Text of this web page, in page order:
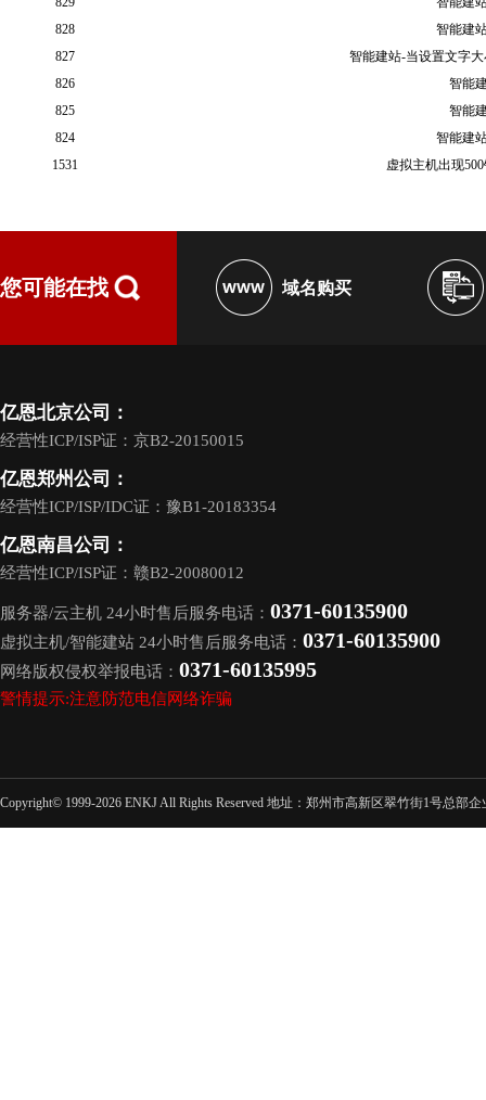
828
智能建
827
智能建站-当设置文字
826
智能
825
智能
824
智能建
1531
虚拟主机出现
您可能在找 域名购买
亿恩北京公司：
经营性ICP/ISP证：京B2-20150015
亿恩郑州公司：
经营性ICP/ISP/IDC证：豫B1-20183354
亿恩南昌公司：
经营性ICP/ISP证：赣B2-20080012
服务器/云主机 24小时售后服务电话： 0371-60135900
虚拟主机/智能建站 24小时售后服务电话： 0371-60135900
网络版权侵权举报电话： 0371-60135995
警情提示:注意防范电信网络诈骗
Copyright© 1999-2026 ENKJ All Rights Reserved 地址：郑州市高新区翠竹街1号